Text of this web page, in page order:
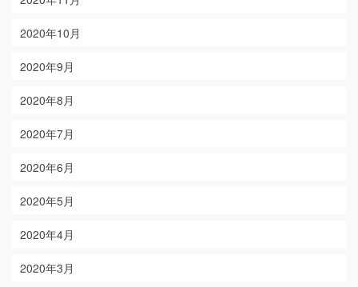
2020年10月
2020年9月
2020年8月
2020年7月
2020年6月
2020年5月
2020年4月
2020年3月